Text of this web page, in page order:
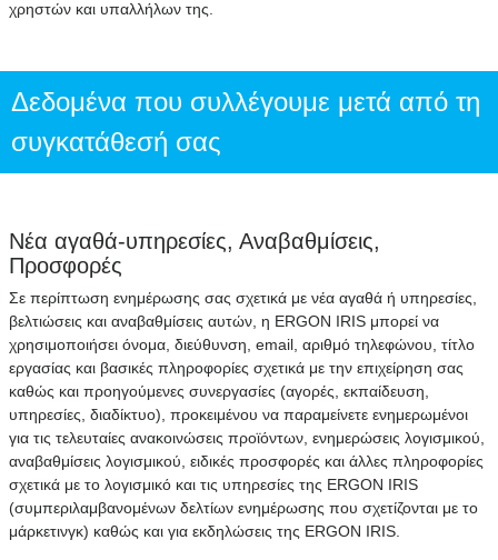
χρηστών και υπαλλήλων της.
Δεδομένα που συλλέγουμε μετά από τη
συγκατάθεσή σας
Νέα αγαθά-υπηρεσίες, Αναβαθμίσεις,
Προσφορές
Σε περίπτωση ενημέρωσης σας σχετικά με νέα αγαθά ή υπηρεσίες,
βελτιώσεις και αναβαθμίσεις αυτών, η ERGON IRIS μπορεί να
χρησιμοποιήσει όνομα, διεύθυνση, email, αριθμό τηλεφώνου, τίτλο
εργασίας και βασικές πληροφορίες σχετικά με την επιχείρηση σας
καθώς και προηγούμενες συνεργασίες (αγορές, εκπαίδευση,
υπηρεσίες, διαδίκτυο), προκειμένου να παραμείνετε ενημερωμένοι
για τις τελευταίες ανακοινώσεις προϊόντων, ενημερώσεις λογισμικού,
αναβαθμίσεις λογισμικού, ειδικές προσφορές και άλλες πληροφορίες
σχετικά με το λογισμικό και τις υπηρεσίες της ERGON IRIS
(συμπεριλαμβανομένων δελτίων ενημέρωσης που σχετίζονται με το
μάρκετινγκ) καθώς και για εκδηλώσεις της ERGON IRIS.